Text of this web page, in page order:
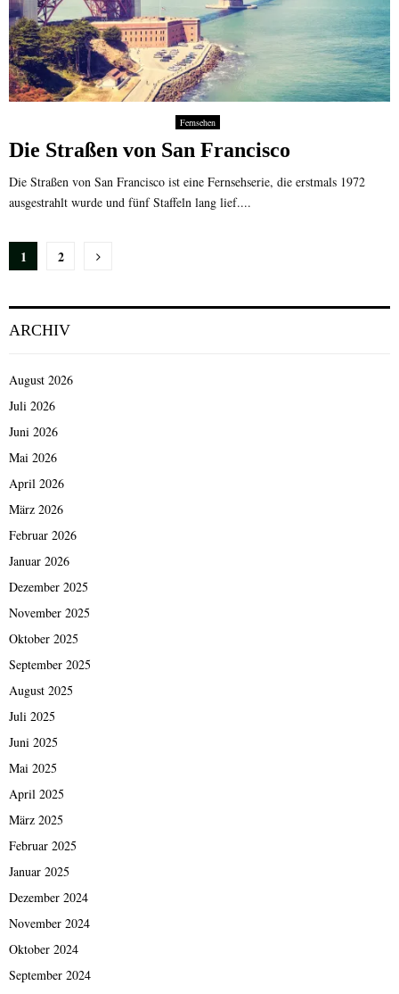
Fernsehen
Die Straßen von San Francisco
Die Straßen von San Francisco ist eine Fernsehserie, die erstmals 1972
ausgestrahlt wurde und fünf Staffeln lang lief....
Seitennummerierung
Beiträge
1 2
ARCHIV
August 2026
Juli 2026
Juni 2026
Mai 2026
April 2026
März 2026
Februar 2026
Januar 2026
Dezember 2025
November 2025
Oktober 2025
September 2025
August 2025
Juli 2025
Juni 2025
Mai 2025
April 2025
März 2025
Februar 2025
Januar 2025
Dezember 2024
November 2024
Oktober 2024
September 2024